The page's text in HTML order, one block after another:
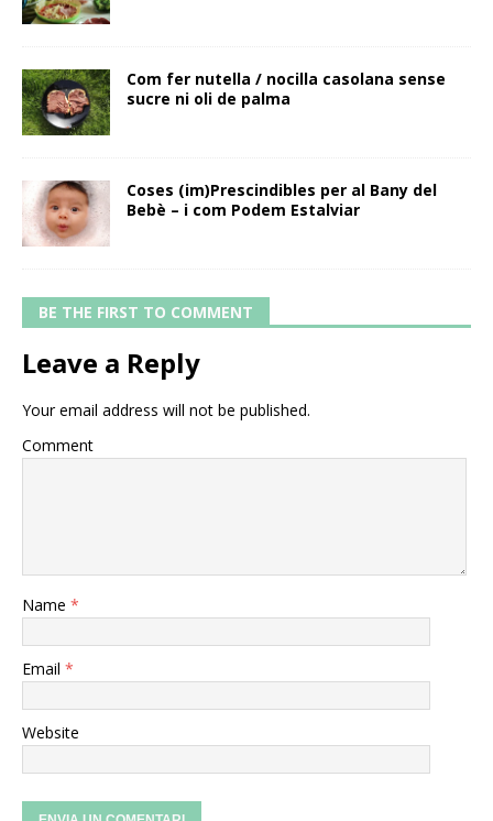
Com fer nutella / nocilla casolana sense
sucre ni oli de palma
Coses (im)Prescindibles per al Bany del
Bebè – i com Podem Estalviar
BE THE FIRST TO COMMENT
Leave a Reply
Your email address will not be published.
Comment
Name *
Email *
Website